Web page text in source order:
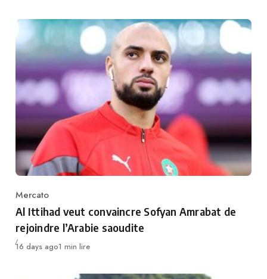
Category
Mercato
Al Ittihad veut convaincre Sofyan Amrabat de
rejoindre l’Arabie saoudite
Publié
16 days ago1 min lire